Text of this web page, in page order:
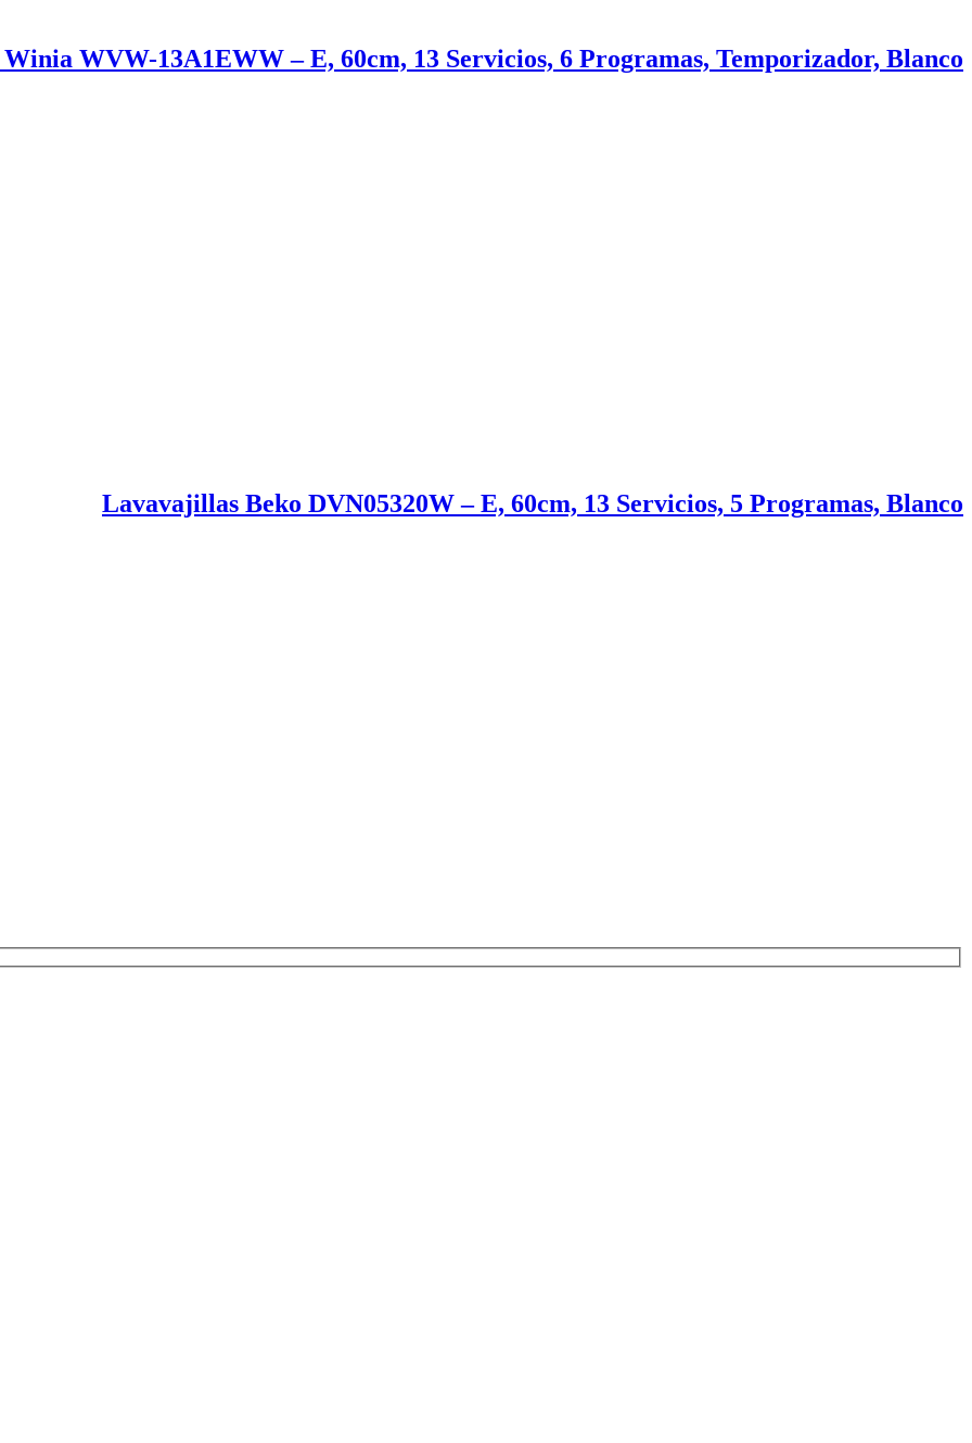
WVW-13A1EWW – E, 60cm, 13 Servicios, 6 Programas, Temporizador, Blanco
Lavavajillas Beko DVN05320W – E, 60cm, 13 Servicios, 5 Programas, Blanco